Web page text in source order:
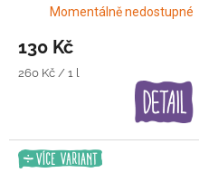
Momentálně nedostupné
130 Kč
Měrná
260 Kč / 1 l